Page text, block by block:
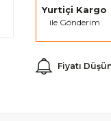
Yurtiçi Kargo
ile Gönderim
Fiyatı